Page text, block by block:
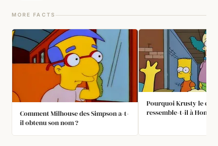
MORE FACTS
Comment Milhouse des Simpson a-t-
il obtenu son nom ?
Pourquoi Krusty le
ressemble-t-il à Homer